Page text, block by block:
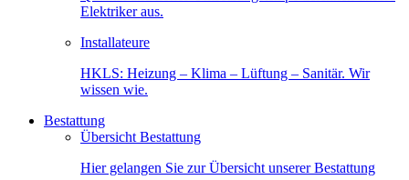
Elektriker aus.
Installateure
HKLS: Heizung – Klima – Lüftung – Sanitär. Wir
wissen wie.
Bestattung
Übersicht Bestattung
Hier gelangen Sie zur Übersicht unserer Bestattung